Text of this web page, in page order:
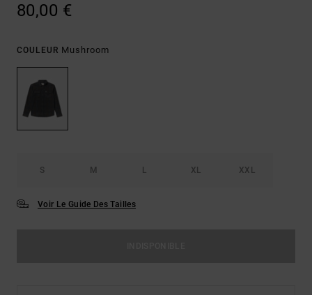
80,00 €
COULEUR Mushroom
S M L XL XXL
Voir Le Guide Des Tailles